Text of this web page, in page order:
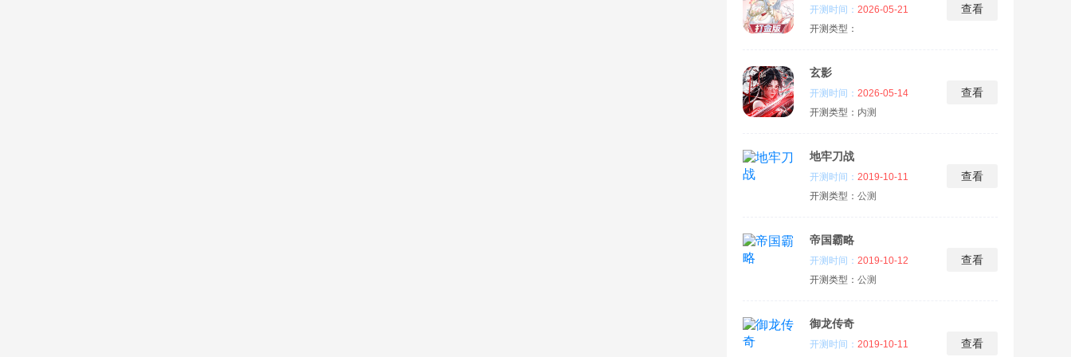
开测时间： 2026-05-21
开测类型：
查看
玄影
开测时间： 2026-05-14
开测类型： 内测
查看
地牢刀战
开测时间： 2019-10-11
开测类型： 公测
查看
帝国霸略
开测时间： 2019-10-12
开测类型： 公测
查看
御龙传奇
开测时间： 2019-10-11 查看